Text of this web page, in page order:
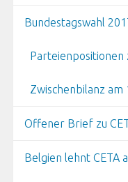
Bundestagswahl
Parteienpositionen
Zwischenbilanz am
Offener Brief zu
Belgien lehnt CETA